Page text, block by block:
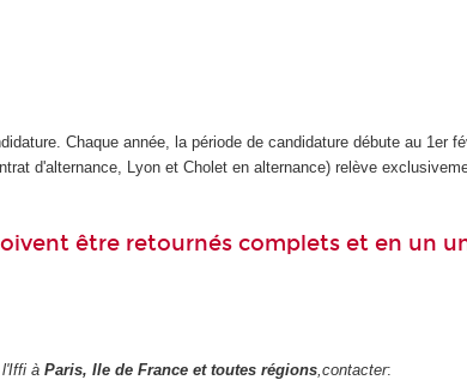
Chaque année, la période de candidature débute au 1er
d'alternance, Lyon et Cholet en alternance) relève
être retournés complets et en un
à Paris, Ile de France et toutes régions ,contacter: